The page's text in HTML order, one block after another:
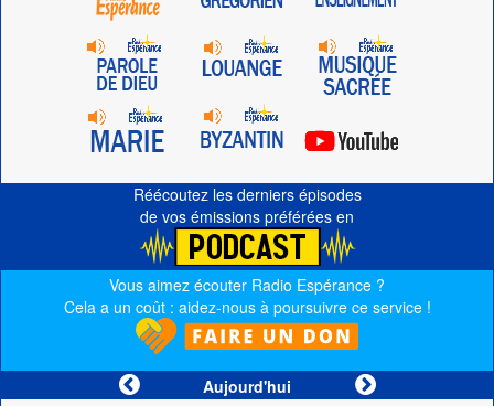
Réécoutez les derniers épisodes
de vos émissions préférées en
Vous aimez écouter Radio Espérance ?
Cela a un coût : aidez-nous à poursuivre ce service !
Aujourd'hui